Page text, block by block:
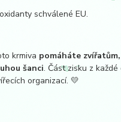
schválené EU.
krmiva pomáháte
šanci. Část zisku z
organizací. 💛